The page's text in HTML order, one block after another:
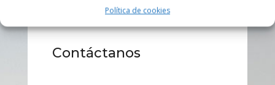
Política de cookies
Contáctanos